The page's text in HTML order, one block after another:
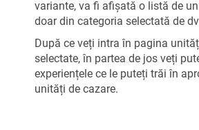
variante, va fi afișată o listă de
doar din categoria selectată de
După ce veți intra în pagina
selectate, în partea de jos veți
experiențele ce le puteți trăi în
unități de cazare.